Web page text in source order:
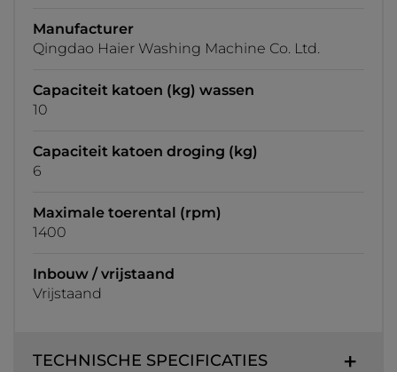
Manufacturer
Qingdao Haier Washing Machine Co. Ltd.
Capaciteit katoen (kg) wassen
10
Capaciteit katoen droging (kg)
6
Maximale toerental (rpm)
1400
Inbouw / vrijstaand
Vrijstaand
TECHNISCHE SPECIFICATIES